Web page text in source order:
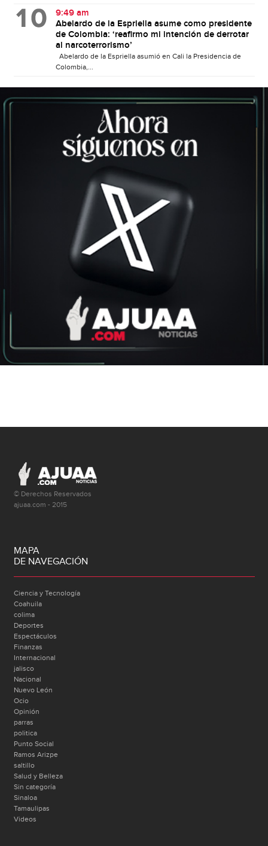
9:49 am
Abelardo de la Espriella asume como presidente
de Colombia: ‘reafirmo mi intención de derrotar
al narcoterrorismo’
Abelardo de la Espriella asumió en Cali la Presidencia de
Colombia,...
© Derechos Reservados
ajuaa.com - 2015
MAPA
DE NAVEGACIÓN
Ciencia y Tecnología
Coahuila
colima
Deportes
Espectáculos
Finanzas
Internacional
jalisco
Nacional
Nuevo León
Ocio
Opinión
parras
politica
Punto Social
Ramos Arizpe
saltillo
Salud y Belleza
Sin categoría
Sinaloa
Tamaulipas
Videos